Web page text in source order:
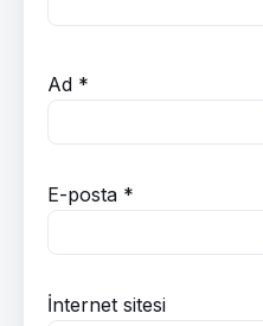
Ad *
E-posta *
İnternet sitesi